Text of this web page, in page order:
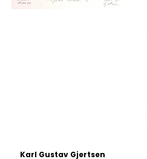
Karl Gustav Gjertsen